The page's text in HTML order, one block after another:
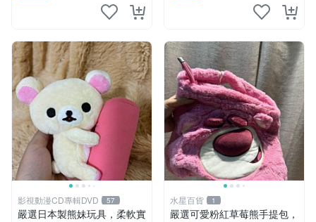
影視動漫CD專輯DVD 57
嚴選日本製熊妹玩具，柔軟實
水星百貨 1
嚴選可愛粉紅草莓熊手提包，